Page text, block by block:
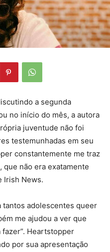
a segunda
no início do mês, a autora
juventude não foi
testemunhadas em seu
constantemente me traz
que não era exatamente
Irish News.
tantos adolescentes queer
me ajudou a ver que
Heartstopper
por sua apresentação